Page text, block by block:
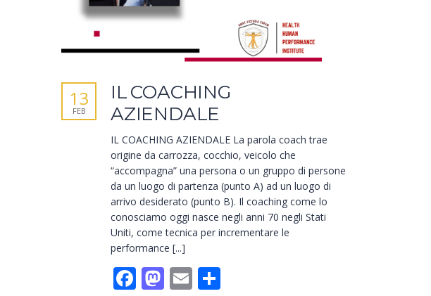
IL COACHING
AZIENDALE
13
FEB
IL COACHING AZIENDALE La parola coach trae
origine da carrozza, cocchio, veicolo che
“accompagna” una persona o un gruppo di persone
da un luogo di partenza (punto A) ad un luogo di
arrivo desiderato (punto B). Il coaching come lo
conosciamo oggi nasce negli anni 70 negli Stati
Uniti, come tecnica per incrementare le
performance [...]
Facebook
Mastodon
Email